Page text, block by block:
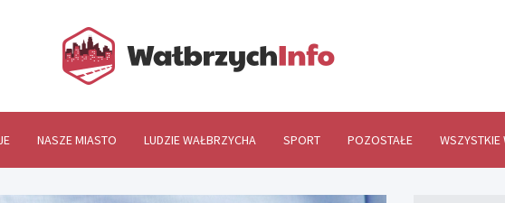
NASZE MIASTO LUDZIE WAŁBRZYCHA SPORT POZOSTAŁE WSZYSTKIE